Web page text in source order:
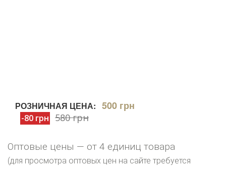
РОЗНИЧНАЯ ЦЕНА: 500 грн
-80 грн 580 грн
Оптовые цены — от 4 единиц товара
(для просмотра оптовых цен на сайте требуется